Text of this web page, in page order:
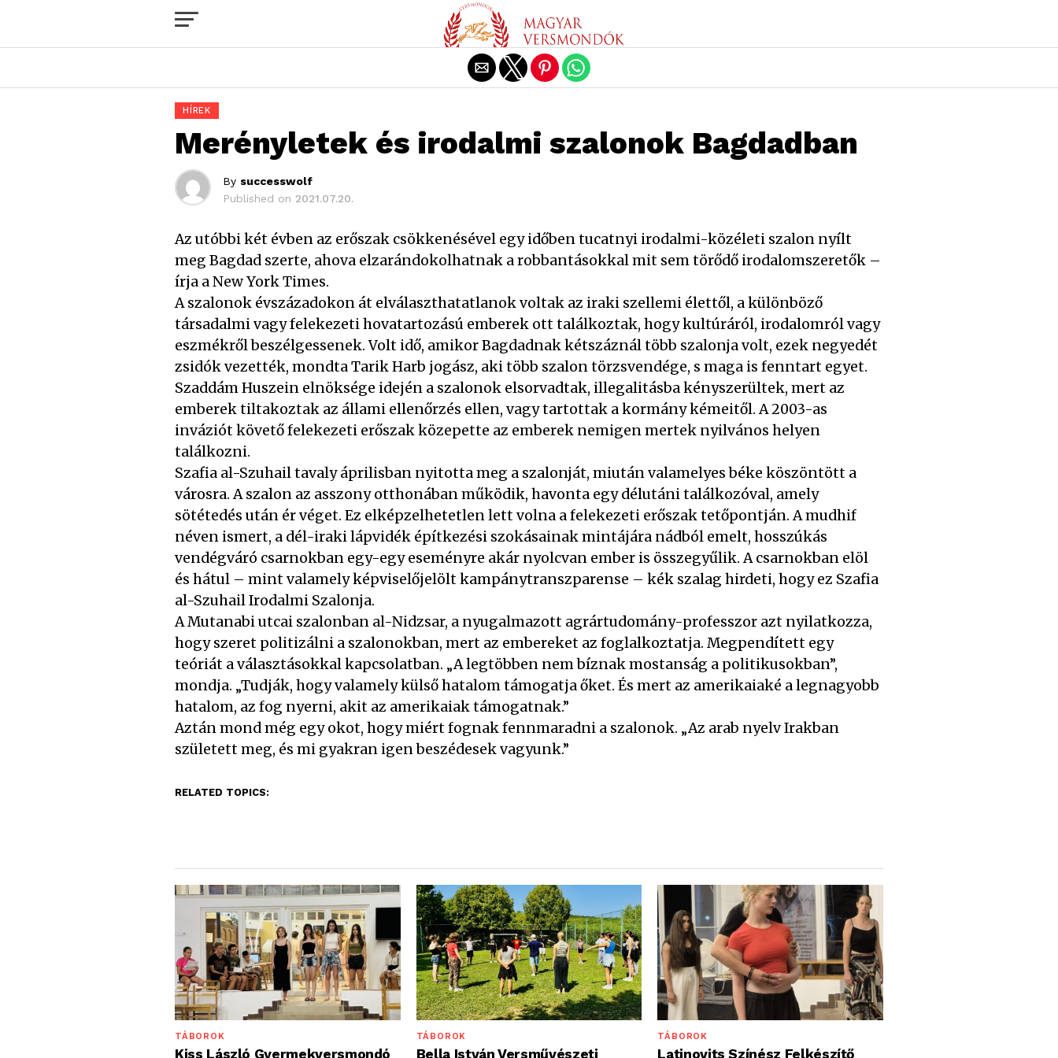
HÍREK
Merényletek és irodalmi szalonok Bagdadban
By successwolf
Published on 2021.07.20.
Az utóbbi két évben az erőszak csökkenésével egy időben tucatnyi irodalmi-közéleti szalon nyílt
meg Bagdad szerte, ahova elzarándokolhatnak a robbantásokkal mit sem törődő irodalomszeretők –
írja a New York Times.
A szalonok évszázadokon át elválaszthatatlanok voltak az iraki szellemi élettől, a különböző
társadalmi vagy felekezeti hovatartozású emberek ott találkoztak, hogy kultúráról, irodalomról vagy
eszmékről beszélgessenek. Volt idő, amikor Bagdadnak kétszáznál több szalonja volt, ezek negyedét
zsidók vezették, mondta Tarik Harb jogász, aki több szalon törzsvendége, s maga is fenntart egyet.
Szaddám Huszein elnöksége idején a szalonok elsorvadtak, illegalitásba kényszerültek, mert az
emberek tiltakoztak az állami ellenőrzés ellen, vagy tartottak a kormány kémeitől. A 2003-as
inváziót követő felekezeti erőszak közepette az emberek nemigen mertek nyilvános helyen
találkozni.
Szafia al-Szuhail tavaly áprilisban nyitotta meg a szalonját, miután valamelyes béke köszöntött a
városra. A szalon az asszony otthonában működik, havonta egy délutáni találkozóval, amely
sötétedés után ér véget. Ez elképzelhetetlen lett volna a felekezeti erőszak tetőpontján. A mudhif
néven ismert, a dél-iraki lápvidék építkezési szokásainak mintájára nádból emelt, hosszúkás
vendégváró csarnokban egy-egy eseményre akár nyolcvan ember is összegyűlik. A csarnokban elöl
és hátul – mint valamely képviselőjelölt kampánytranszparense – kék szalag hirdeti, hogy ez Szafia
al-Szuhail Irodalmi Szalonja.
A Mutanabi utcai szalonban al-Nidzsar, a nyugalmazott agrártudomány-professzor azt nyilatkozza,
hogy szeret politizálni a szalonokban, mert az embereket az foglalkoztatja. Megpendített egy
teóriát a választásokkal kapcsolatban. „A legtöbben nem bíznak mostanság a politikusokban”,
mondja. „Tudják, hogy valamely külső hatalom támogatja őket. És mert az amerikaiaké a legnagyobb
hatalom, az fog nyerni, akit az amerikaiak támogatnak.”
Aztán mond még egy okot, hogy miért fognak fennmaradni a szalonok. „Az arab nyelv Irakban
született meg, és mi gyakran igen beszédesek vagyunk.”
RELATED TOPICS:
TÁBOROK
Kiss László Gyermekversmondó
TÁBOROK
Bella István Versművészeti
TÁBOROK
Latinovits Színész Felkészítő
Exit mobile version